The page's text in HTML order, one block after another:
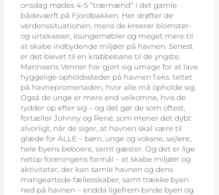
onsdag mødes 4-5 ”træmænd” i det gamle
bådeværft på Fjordbakken. Her drøfter de
verdenssituationen, mens de kreerer blomster-
og urtekasser, loungemøbler og meget mere til
at skabe indbydende miljøer på havnen. Senest
er det blevet til en krabbebane til de yngste.
Marinaens Venner har gjort sig umage for at lave
hyggelige opholdssteder på havnen f.eks. teltet
på havnepromenaden, hvor alle må opholde sig.
Også de unge er mere end velkomne, hvis de
rydder op efter sig – og det gør de som oftest,
fortæller Johnny og René, som mener det dybt
alvorligt, når de siger, at havnen skal være til
glæde for ALLE – børn, unge og voksne, sejlere,
hele byens beboere, samt gæster. Og det er lige
netop foreningens formål – at skabe miljøer og
aktiviteter, der kan samle havnen og dens
mangeartede fællesskaber, samt trække byen
ned på havnen – endda ligefrem binde byen og